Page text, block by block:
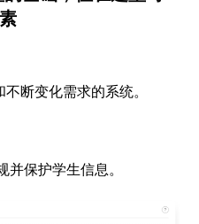
断变化需求的系统。
保护学生信息。